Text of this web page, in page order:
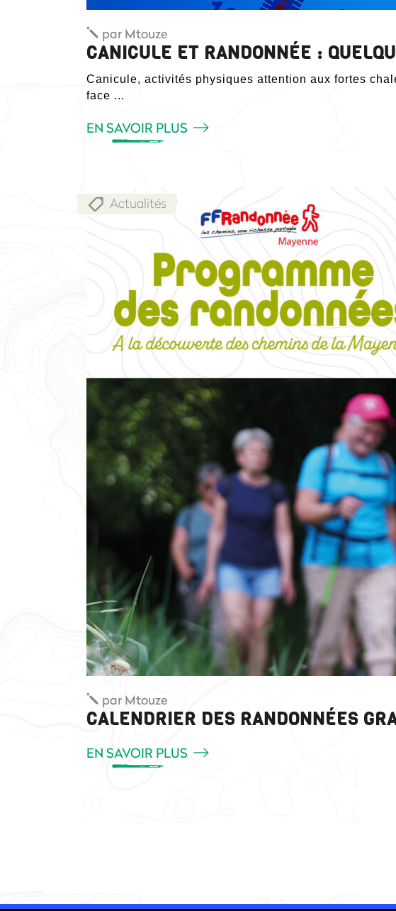
par Mtouze
CANICULE ET RANDONNÉE :
Canicule, activités physiques attention aux fortes
face
EN SAVOIR PLUS
Actualités
par Mtouze
CALENDRIER DES RANDONNÉES
EN SAVOIR PLUS